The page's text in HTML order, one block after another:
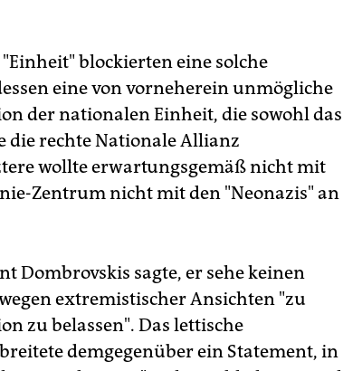
blockierten eine solche
eine von vorneherein unmögliche
der nationalen Einheit, die sowohl das
rechte Nationale Allianz
wollte erwartungsgemäß nicht mit
Zentrum nicht mit den "Neonazis" an
Dombrovskis sagte, er sehe keinen
extremistischer Ansichten "zu
zu belassen". Das lettische
demgegenüber ein Statement, in